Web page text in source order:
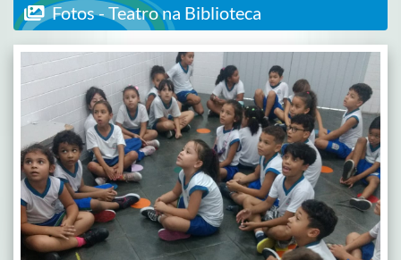
Fotos - Teatro na Biblioteca